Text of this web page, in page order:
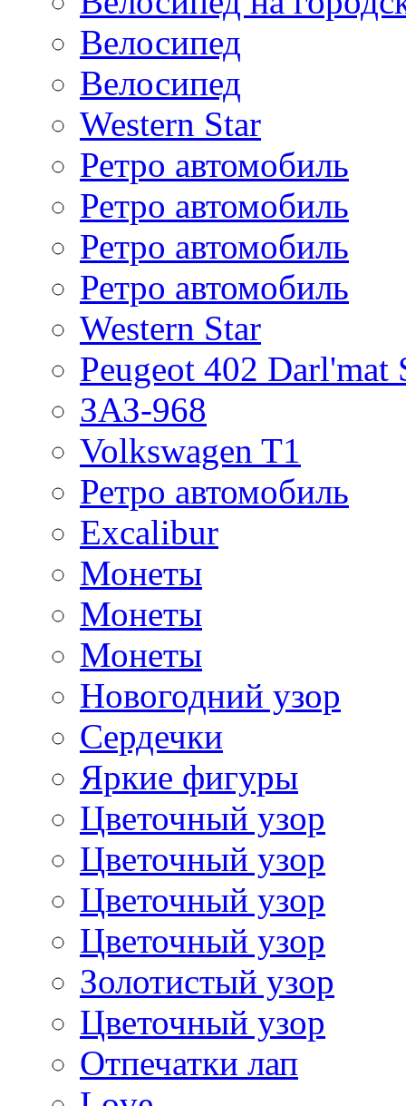
Велосипед
Велосипед
Western Star
Ретро автомобиль
Ретро автомобиль
Ретро автомобиль
Ретро автомобиль
Western Star
Peugeot 402 Darl'mat
ЗАЗ-968
Volkswagen T1
Ретро автомобиль
Excalibur
Монеты
Монеты
Монеты
Новогодний узор
Сердечки
Яркие фигуры
Цветочный узор
Цветочный узор
Цветочный узор
Цветочный узор
Золотистый узор
Цветочный узор
Отпечатки лап